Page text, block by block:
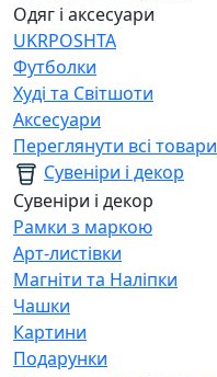
Одяг і аксесуари
UKRPOSHTA
Футболки
Худі та Світшоти
Аксесуари
Переглянути всі товари
Сувеніри і декор
Сувеніри і декор
Рамки з маркою
Арт-листівки
Магніти та Наліпки
Чашки
Картини
Подарунки